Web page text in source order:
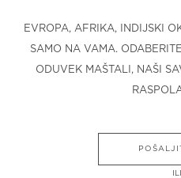
EVROPA, AFRIKA, INDIJSKI
SAMO NA VAMA.
ODUVEK MAŠTALI, NAŠI
ILI